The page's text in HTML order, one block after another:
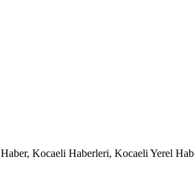
Kocaeli Haberleri, Kocaeli Yerel